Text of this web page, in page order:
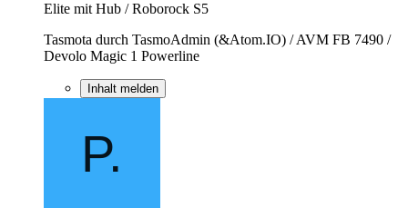
Elite mit Hub / Roborock S5
Tasmota durch TasmoAdmin (&Atom.IO) / AVM FB 7490 /
Devolo Magic 1 Powerline
Inhalt melden